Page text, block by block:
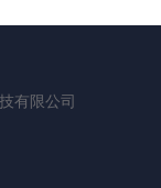
有限公司